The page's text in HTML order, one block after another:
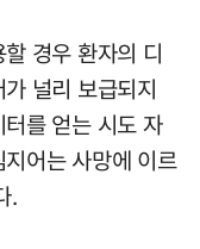
경우 환자의 디
널리 보급되지
를 얻는 시도 자
어는 사망에 이르
.